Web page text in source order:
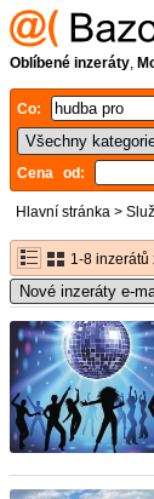
Oblíbené inzeráty,
Co:
Cena od:
Hlavní stránka >
1-8 inzerátů
Nové inzeráty e-